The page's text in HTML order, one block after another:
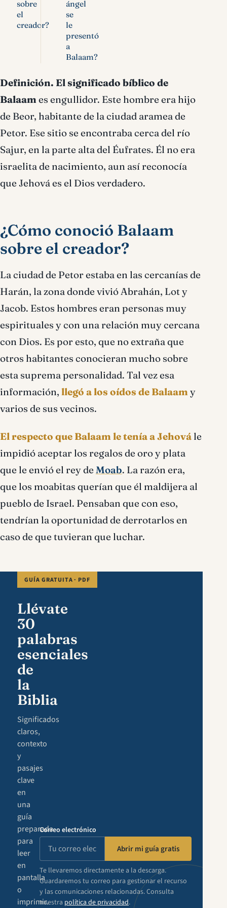
sobre
el
creador?
ángel
se
le
presentó
a
Balaam?
Definición. El significado bíblico de
Balaames engullidor. Este hombre era hijo
de Beor, habitante de la ciudad aramea de
Petor. Ese sitio se encontraba cerca del río
Sajur, en la parte alta del Éufrates. Él no era
israelita de nacimiento, aun así reconocía
que Jehová es el Dios verdadero.
¿Cómo conoció Balaam
sobre el creador?
La ciudad de Petor estaba en las cercanías de
Harán, la zona donde vivió Abrahán, Lot y
Jacob. Estos hombres eran personas muy
espirituales y con una relación muy cercana
con Dios. Es por esto, que no extraña que
otros habitantes conocieran mucho sobre
esta suprema personalidad. Tal vez esa
información, llegó a los oídos de Balaamy
varios de sus vecinos.
El respecto que Balaam le tenía a Jehová le
impidió aceptar los regalos de oro y plata
que le envió el rey de Moab. La razón era,
que los moabitas querían que él maldijera al
pueblo de Israel. Pensaban que con eso,
tendrían la oportunidad de derrotarlos en
caso de que tuvieran que luchar.
GUÍA GRATUITA · PDF
Llévate
30
palabras
esenciales
de
la
Biblia
Significados
claros,
contexto
y
pasajes
clave
en
una
guía
preparada
para
leer
en
pantalla
o
imprimir.
Correo electrónico
Abrir mi guía gratis
Te llevaremos directamente a la descarga.
Guardaremos tu correo para gestionar el recurso
y las comunicaciones relacionadas. Consulta
nuestra política de privacidad.